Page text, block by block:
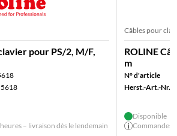
pour PS/2, M/F,
– livraison dès le lendemain
Câbles pour
ROLINE
m
N° d'article
Herst.-Art.-Nr.:
Disponible
Commandes